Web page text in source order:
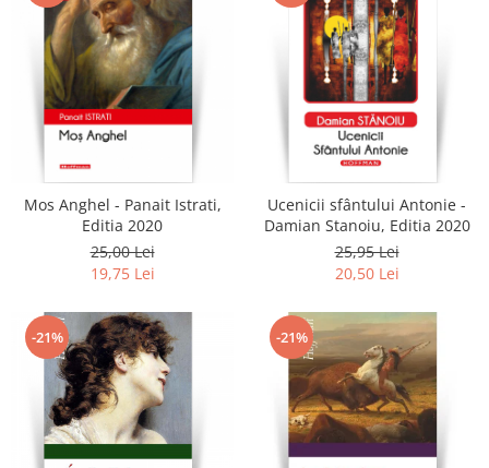
Calatorii
Memorii
Publicistica / Reportaje / Interviuri
Stiinte umaniste
Istorie
Sociologie si filozofie
Mos Anghel - Panait Istrati,
Editia 2020
25,00 Lei
19,75 Lei
Ucenicii sfântului Antonie -
Damian Stanoiu, Editia 2020
25,95 Lei
20,50 Lei
-21% -21%